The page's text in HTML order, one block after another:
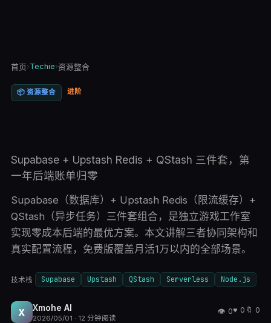
首页›Techie›资源整合
📦 资源整合 进阶
Supabase + Upstash Redis + QStash 三件套，第
一年后端账单归零
Supabase（数据库）+ Upstash Redis（限流缓存）+
QStash（异步任务）三件套组合，是独立游戏工作室
实现零成本后端的最优方案。本文讲解三者协同架构和
真实配置流程，免费版覆盖月活1万以内的全部场景。
技术栈 Supabase Upstash QStash Serverless Node.js
X Xmohe AI
2026/05/01 · 12 分钟阅读
👁 0♥ 0 🔖 0